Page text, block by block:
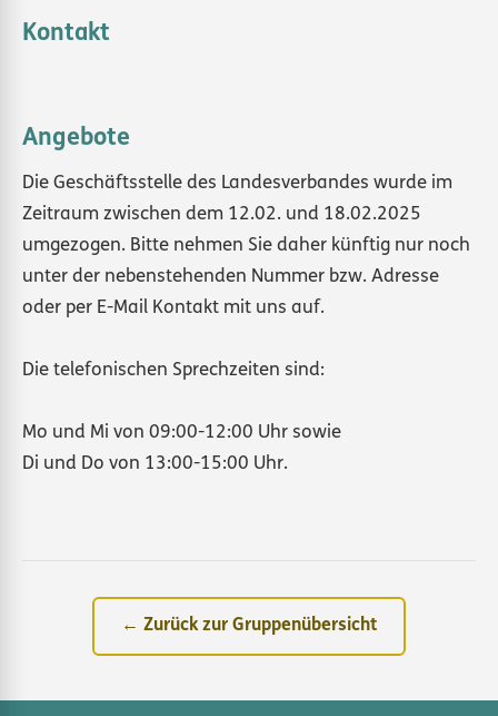
Kontakt
Angebote
Die Geschäftsstelle des Landesverbandes wurde im
Zeitraum zwischen dem 12.02. und 18.02.2025
umgezogen. Bitte nehmen Sie daher künftig nur noch
unter der nebenstehenden Nummer bzw. Adresse
oder per E-Mail Kontakt mit uns auf.
Die telefonischen Sprechzeiten sind:
Mo und Mi von 09:00-12:00 Uhr sowie
Di und Do von 13:00-15:00 Uhr.
← Zurück zur Gruppenübersicht